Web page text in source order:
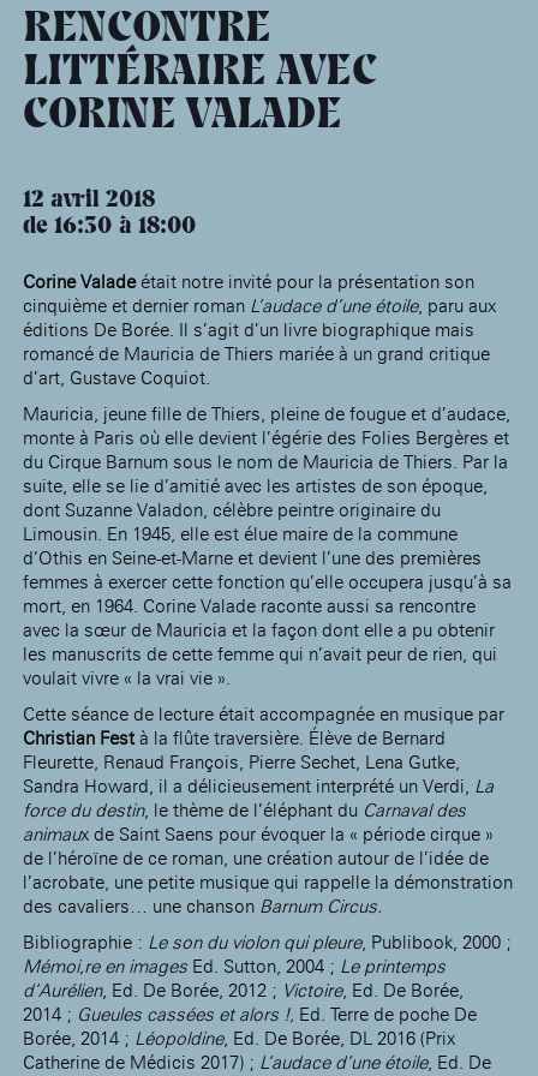
RENCONTRE
LITTÉRAIRE AVEC
CORINE VALADE
12 avril 2018
de 16:30
18:00
Corine Valadeétait notre invité pour la présentation son
cinquième et dernier roman L’audace d’une étoile, paru aux
éditions De Borée. Il s’agit d’un livre biographique mais
romancé de Mauricia de Thiers mariée à un grand critique
d’art, Gustave Coquiot.
Mauricia, jeune fille de Thiers, pleine de fougue et d’audace,
monte à Paris où elle devient l’égérie des Folies Bergères et
du Cirque Barnum sous le nom de Mauricia de Thiers. Par la
suite, elle se lie d’amitié avec les artistes de son époque,
dont Suzanne Valadon, célèbre peintre originaire du
Limousin. En 1945, elle est élue maire de la commune
d’Othis en Seine-et-Marne et devient l’une des premières
femmes à exercer cette fonction qu’elle occupera jusqu’à sa
mort, en 1964. Corine Valade raconte aussi sa rencontre
avec la sœur de Mauricia et la façon dont elle a pu obtenir
les manuscrits de cette femme qui n’avait peur de rien, qui
voulait vivre « la vrai vie ».
Cette séance de lecture était accompagnée en musique par
Christian Festà la flûte traversière. Élève de Bernard
Fleurette, Renaud François, Pierre Sechet, Lena Gutke,
Sandra Howard, il a délicieusement interprété un Verdi, La
force du destin, le thème de l’éléphant du Carnaval des
animaux de Saint Saens pour évoquer la « période cirque »
de l’héroïne de ce roman, une création autour de l’idée de
l’acrobate, une petite musique qui rappelle la démonstration
des cavaliers… une chanson Barnum Circus.
Bibliographie : Le son du violon qui pleure, Publibook, 2000 ;
Mémoi,re en images Ed. Sutton, 2004 ; Le printemps
d’Aurélien, Ed. De Borée, 2012 ; Victoire, Ed. De Borée,
2014 ; Gueules cassées et alors !, Ed. Terre de poche De
Borée, 2014 ; Léopoldine, Ed. De Borée, DL 2016 (Prix
Catherine de Médicis 2017) ; L’audace d’une étoile, Ed. De
âge, à la Maison nationale
des artistes(EHPAD)
Rotonde Balzac de l’Hôtel
Salomon de Rothschild
Jardin public de l’Hôtel
Salomon de Rothschild